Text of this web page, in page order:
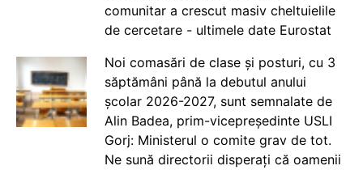
comunitar a crescut masiv cheltuielile
de cercetare - ultimele date Eurostat
Noi comasări de clase și posturi, cu 3
săptămâni până la debutul anului
școlar 2026-2027, sunt semnalate de
Alin Badea, prim-vicepreședinte USLI
Gorj: Ministerul o comite grav de tot.
Ne sună directorii disperați că oamenii